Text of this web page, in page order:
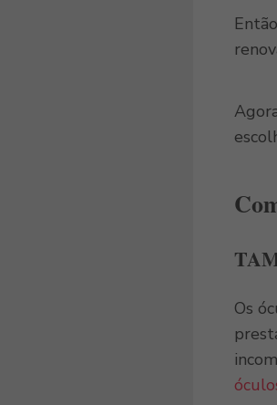
Os